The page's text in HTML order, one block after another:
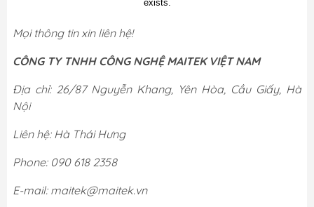
Mọi thông tin xin liên hệ!
CÔNG TY TNHH CÔNG NGHỆ MAITEK VIỆT NAM
Địa chỉ: 26/87 Nguyễn Khang, Yên Hòa, Cầu Giấy, Hà
Nội
Liên hệ: Hà Thái Hưng
Phone: 090 618 2358
E-mail: maitek@maitek.vn